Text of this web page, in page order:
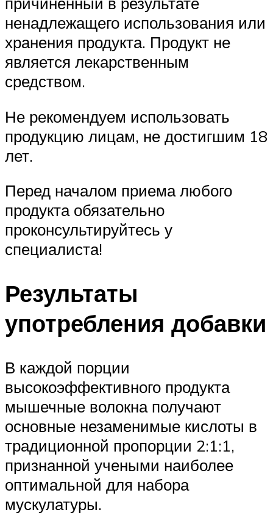
ненадлежащего использования или
хранения продукта. Продукт не
является лекарственным
средством.
Не рекомендуем использовать
продукцию лицам, не достигшим 18
лет.
Перед началом приема любого
продукта обязательно
проконсультируйтесь у
специалиста!
Результаты
употребления добавки
В каждой порции
высокоэффективного продукта
мышечные волокна получают
основные незаменимые кислоты в
традиционной пропорции 2:1:1,
признанной учеными наиболее
оптимальной для набора
мускулатуры.